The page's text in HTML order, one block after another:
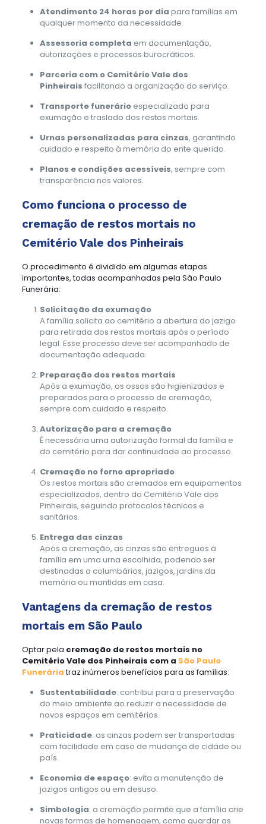
Atendimento 24 horas por dia para famílias em
qualquer momento da necessidade.
Assessoria completa em documentação,
autorizações e processos burocráticos.
Parceria com o Cemitério Vale dos
Pinheirais facilitando a organização do serviço.
Transporte funerárioespecializado para
exumação e traslado dos restos mortais.
Urnas personalizadas para cinzas, garantindo
cuidado e respeito à memória do ente querido.
Planos e condições acessíveis, sempre com
transparência nos valores.
Como funciona o processo de
cremação de restos mortais no
Cemitério Vale dos Pinheirais
O procedimento é dividido em algumas etapas
importantes, todas acompanhadas pela São Paulo
Funerária:
Solicitação da exumação
A família solicita ao cemitério a abertura do jazigo
para retirada dos restos mortais após o período
legal. Esse processo deve ser acompanhado de
documentação adequada.
Preparação dos restos mortais
Após a exumação, os ossos são higienizados e
preparados para o processo de cremação,
sempre com cuidado e respeito.
Autorização para a cremação
É necessária uma autorização formal da família e
do cemitério para dar continuidade ao processo.
Cremação no forno apropriado
Os restos mortais são cremados em equipamentos
especializados, dentro do Cemitério Vale dos
Pinheirais, seguindo protocolos técnicos e
sanitários.
Entrega das cinzas
Após a cremação, as cinzas são entregues à
família em uma urna escolhida, podendo ser
destinadas a columbários, jazigos, jardins da
memória ou mantidas em casa.
Vantagens da cremação de restos
mortais em São Paulo
Optar pela cremação de restos mortais no
Cemitério Vale dos Pinheirais com a São Paulo
Funeráriatraz inúmeros benefícios para as famílias:
Sustentabilidade: contribui para a preservação
do meio ambiente ao reduzir a necessidade de
novos espaços em cemitérios.
Praticidade: as cinzas podem ser transportadas
com facilidade em caso de mudança de cidade ou
país.
Economia de espaço: evita a manutenção de
jazigos antigos ou em desuso.
Simbologia: a cremação permite que a família crie
novas formas de homenagem, como guardar as